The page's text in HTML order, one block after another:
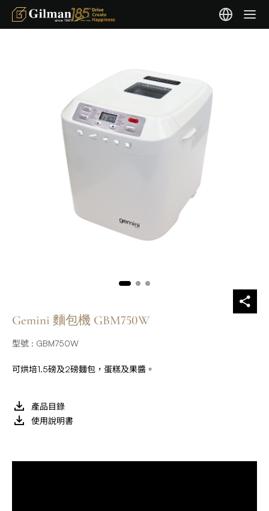
Gemini 麵包機 GBM750W
型號 : GBM750W
可烘培1.5磅及2磅麵包，蛋糕及果醬。
產品目錄
使用說明書